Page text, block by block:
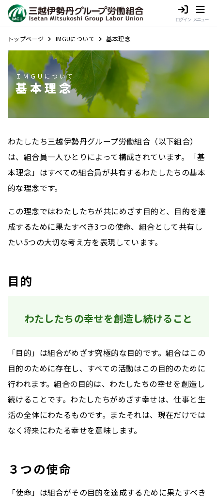
ログイン メニュー
トップページ IMGUについて 基本理念
ＩＭＧＵについて
基本理念
わたしたち三越伊勢丹グループ労働組合（以下組合）
は、組合員一人ひとりによって構成されています。「基
本理念」はすべての組合員が共有するわたしたちの基本
的な理念です。
この理念ではわたしたちが共にめざす目的と、目的を達
成するために果たすべき3つの使命、組合として共有し
たい5つの大切な考え方を表現しています。
目的
わたしたちの幸せを創造し続けること
「目的」は組合がめざす究極的な目的です。組合はこの
目的のために存在し、すべての活動はこの目的のために
行われます。組合の目的は、わたしたちの幸せを創造し
続けることです。わたしたちがめざす幸せは、仕事と生
活の全体にわたるものです。またそれは、現在だけでは
なく将来にわたる幸せを意味します。
３つの使命
「使命」は組合がその目的を達成するために果たすべき